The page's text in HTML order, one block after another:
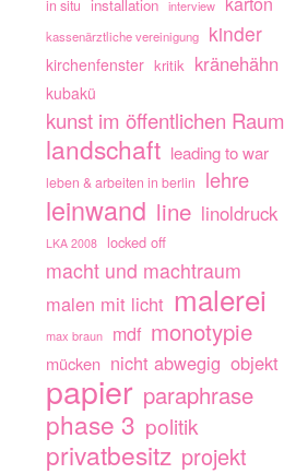
in situ installation interview
kassenärztliche vereinigung kinder
kirchenfenster kritik kränehähn
kubakü
kunst im öffentlichen Raum
landschaft leading to war
leben & arbeiten in berlin lehre
leinwand line linoldruck
LKA 2008 locked off
macht und machtraum
malen mit licht malerei
max braun mdf monotypie
mücken nicht abwegig objekt
papier paraphrase
phase 3 politik
privatbesitz projekt